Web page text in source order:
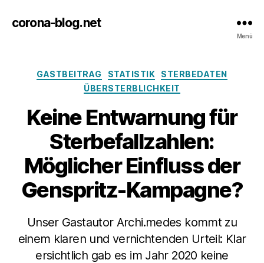
corona-blog.net
Menü
Kategorien
GASTBEITRAG STATISTIK
STERBEDATEN
ÜBERSTERBLICHKEIT
Keine Entwarnung für
Sterbefallzahlen:
Möglicher Einfluss der
Genspritz-Kampagne?
Unser Gastautor Archi.medes kommt zu
einem klaren und vernichtenden Urteil: Klar
ersichtlich gab es im Jahr 2020 keine